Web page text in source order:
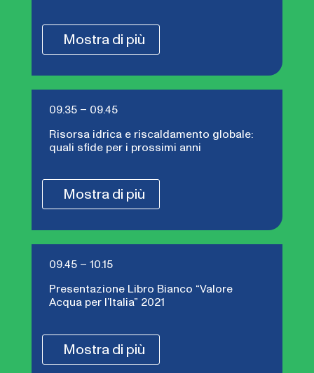
Mostra di più
09.35 – 09.45
Risorsa idrica e riscaldamento globale:
quali sfide per i prossimi anni
Mostra di più
09.45 – 10.15
Presentazione Libro Bianco “Valore
Acqua per l’Italia” 2021
Mostra di più